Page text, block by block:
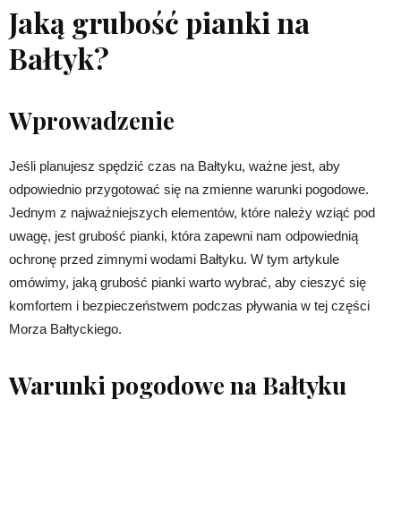
Jaką grubość pianki na
Bałtyk?
Wprowadzenie
Jeśli planujesz spędzić czas na Bałtyku, ważne jest, aby
odpowiednio przygotować się na zmienne warunki pogodowe.
Jednym z najważniejszych elementów, które należy wziąć pod
uwagę, jest grubość pianki, która zapewni nam odpowiednią
ochronę przed zimnymi wodami Bałtyku. W tym artykule
omówimy, jaką grubość pianki warto wybrać, aby cieszyć się
komfortem i bezpieczeństwem podczas pływania w tej części
Morza Bałtyckiego.
Warunki pogodowe na Bałtyku